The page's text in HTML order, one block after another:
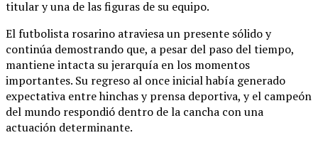
titular y una de las figuras de su equipo.
El futbolista rosarino atraviesa un presente sólido y
continúa demostrando que, a pesar del paso del tiempo,
mantiene intacta su jerarquía en los momentos
importantes. Su regreso al once inicial había generado
expectativa entre hinchas y prensa deportiva, y el campeón
del mundo respondió dentro de la cancha con una
actuación determinante.